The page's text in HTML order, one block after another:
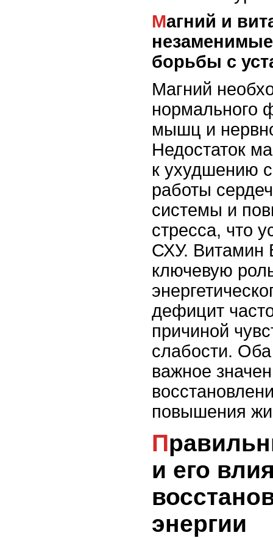
Магний и витамин B12:
борьбы с
Магний
нормального
мышц и
Недостаток
к ухудшению
работы
системы и
стресса, что
СХУ. Витамин
ключевую
дефицит
причиной
слабости.
важное
повышения
Правильный режим сна
и его
энергии